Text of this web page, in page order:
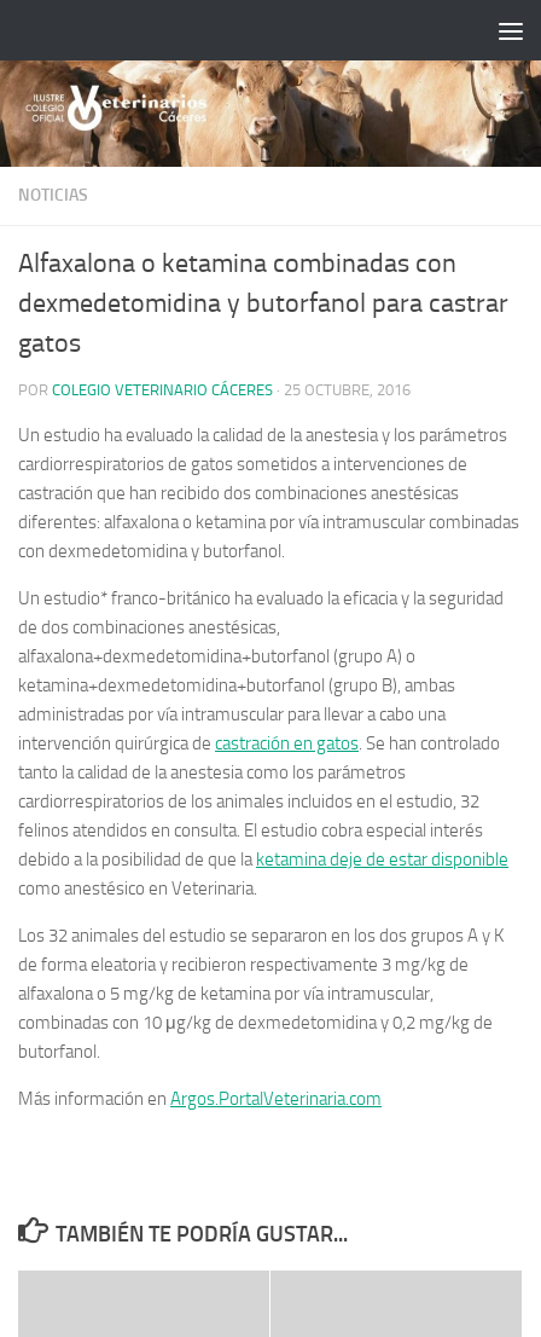
NOTICIAS
Alfaxalona o ketamina combinadas con
dexmedetomidina y butorfanol para castrar
gatos
POR COLEGIO VETERINARIO CÁCERES · 25 OCTUBRE, 2016
Un estudio ha evaluado la calidad de la anestesia y los parámetros
cardiorrespiratorios de gatos sometidos a intervenciones de
castración que han recibido dos combinaciones anestésicas
diferentes: alfaxalona o ketamina por vía intramuscular combinadas
con dexmedetomidina y butorfanol.
Un estudio* franco-británico ha evaluado la eficacia y la seguridad
de dos combinaciones anestésicas,
alfaxalona+dexmedetomidina+butorfanol (grupo A) o
ketamina+dexmedetomidina+butorfanol (grupo B), ambas
administradas por vía intramuscular para llevar a cabo una
intervención quirúrgica de castración en gatos . Se han controlado
tanto la calidad de la anestesia como los parámetros
cardiorrespiratorios de los animales incluidos en el estudio, 32
felinos atendidos en consulta. El estudio cobra especial interés
debido a la posibilidad de que la ketamina deje de estar disponible
como anestésico en Veterinaria.
Los 32 animales del estudio se separaron en los dos grupos A y K
de forma eleatoria y recibieron respectivamente 3 mg/kg de
alfaxalona o 5 mg/kg de ketamina por vía intramuscular,
combinadas con 10 μg/kg de dexmedetomidina y 0,2 mg/kg de
butorfanol.
Más información en Argos.PortalVeterinaria.com
TAMBIÉN TE PODRÍA GUSTAR...